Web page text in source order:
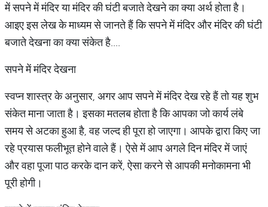
में सपने में मंदिर या मंदिर की घंटी बजाते देखने का क्या अर्थ होता है।
आइए इस लेख के माध्यम से जानते हैं कि सपने में मंदिर और मंदिर की घंटी
बजाते देखना का क्या संकेत है....
सपने में मंदिर देखना
स्वप्न शास्त्र के अनुसार, अगर आप सपने में मंदिर देख रहे हैं तो यह शुभ
संकेत माना जाता है। इसका मतलब होता है कि आपका जो कार्य लंबे
समय से अटका हुआ है, वह जल्द ही पूरा हो जाएगा। आपके द्वारा किए जा
रहे प्रयास फलीभूत होने वाले हैं। ऐसे में आप अगले दिन मंदिर में जाएं
और वहा पूजा पाठ करके दान करें, ऐसा करने से आपकी मनोकामना भी
पूरी होगी।